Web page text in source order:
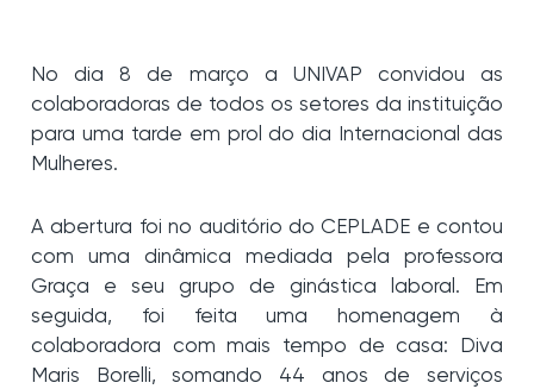
No dia 8 de março a UNIVAP convidou as
colaboradoras de todos os setores da instituição
para uma tarde em prol do dia Internacional das
Mulheres.
A abertura foi no auditório do CEPLADE e contou
com uma dinâmica mediada pela professora
Graça e seu grupo de ginástica laboral. Em
seguida, foi feita uma homenagem à
colaboradora com mais tempo de casa: Diva
Maris Borelli, somando 44 anos de serviços